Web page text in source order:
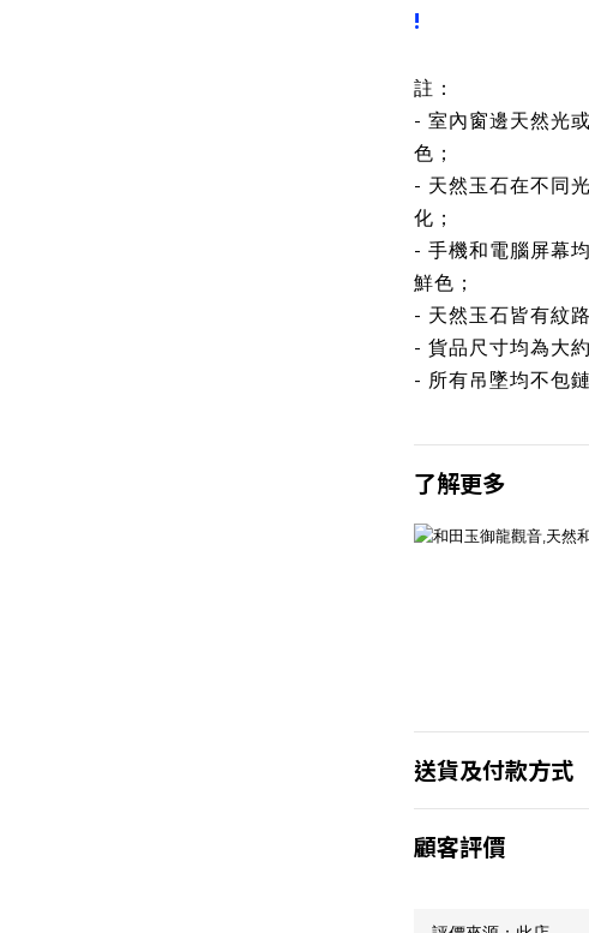
!
註：
- 室內窗邊天然光
色；
- 天然玉石在不同
化；
- 手機和電腦屏幕
鮮色；
- 天然玉石皆有紋
- 貨品尺寸均為大
- 所有吊墜均不包
了解更多
送貨及付款方式
顧客評價